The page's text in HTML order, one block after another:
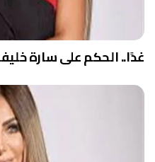
غدًا.. الحكم على سارة